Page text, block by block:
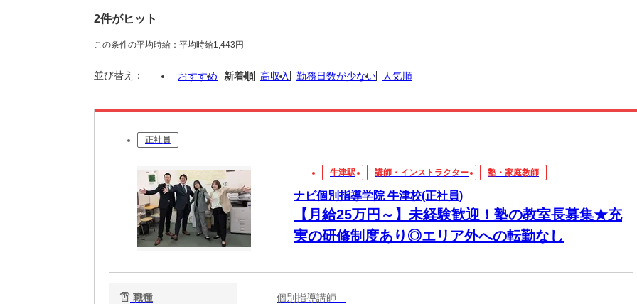
2件がヒット
この条件の平均時給：平均時給1,443円
並び替え： おすすめ 新着順 高収入 勤務日数が少ない 人気順
正社員
牛津駅 講師・インストラクター 塾・家庭教師
ナビ個別指導学院 牛津校(正社員)
【月給25万円～】未経験歓迎！塾の教室長募集★充
実の研修制度あり◎エリア外への転勤なし
職種 個別指導講師